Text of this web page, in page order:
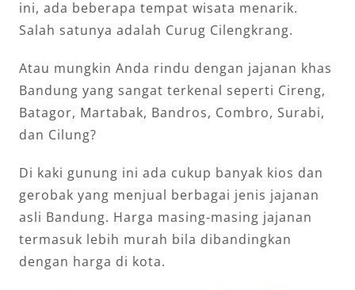
ini, ada beberapa tempat wisata menarik.
Salah satunya adalah Curug Cilengkrang.
Atau mungkin Anda rindu dengan jajanan khas
Bandung yang sangat terkenal seperti Cireng,
Batagor, Martabak, Bandros, Combro, Surabi,
dan Cilung?
Di kaki gunung ini ada cukup banyak kios dan
gerobak yang menjual berbagai jenis jajanan
asli Bandung. Harga masing-masing jajanan
termasuk lebih murah bila dibandingkan
dengan harga di kota.